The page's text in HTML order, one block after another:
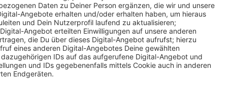
Und das dank des erfolgreichen Tarifabschlusses der
Dienst. Städte und Gemeinden schauen auf ihre klammen
das bezahlen sollen. Bereits zu Beginn der Tarifgespräche hat
eingerechnet, sagt Landrat Christian Schulze-Pellengahr. Die
zu stemmen, ohne große Maßnahmen vertagen zu müssen. Die